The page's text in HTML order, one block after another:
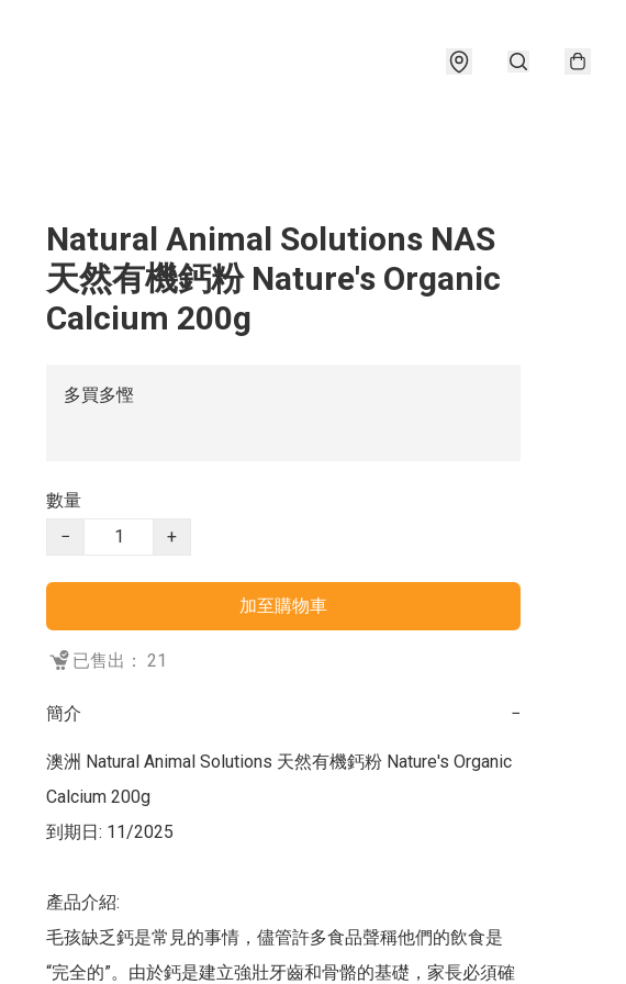
Natural Animal Solutions NAS
天然有機鈣粉 Nature's Organic
Calcium 200g
多買多慳
數量
−
+
加至購物車
已售出： 21
簡介 −
澳洲 Natural Animal Solutions 天然有機鈣粉 Nature's Organic
Calcium 200g
到期日: 11/2025
產品介紹:
毛孩缺乏鈣是常見的事情，儘管許多食品聲稱他們的飲食是
“完全的”。由於鈣是建立強壯牙齒和骨骼的基礎，家長必須確